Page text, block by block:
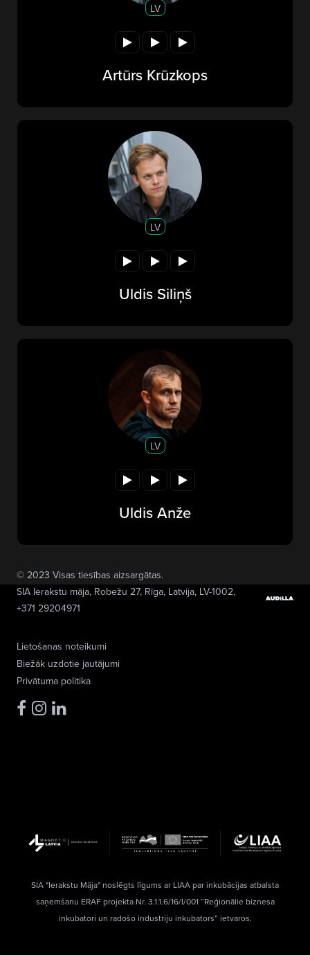
LV
Artūrs Krūzkops
LV
Uldis Siliņš
LV
Uldis Anže
Lietošanas noteikumi
Biežāk uzdotie jautājumi
Privātuma politika
© 2023 Visas tiesības aizsargātas.
SIA Ierakstu māja, Robežu 27, Rīga, Latvija, LV-1002,
+371 29204971
SIA "Ierakstu Māja" noslēgts līgums ar LIAA par inkubācijas atbalsta
saņemšanu ERAF projekta Nr. 3.1.1.6/16/I/001 “Reģionālie biznesa
inkubatori un radošo industriju inkubators” ietvaros.